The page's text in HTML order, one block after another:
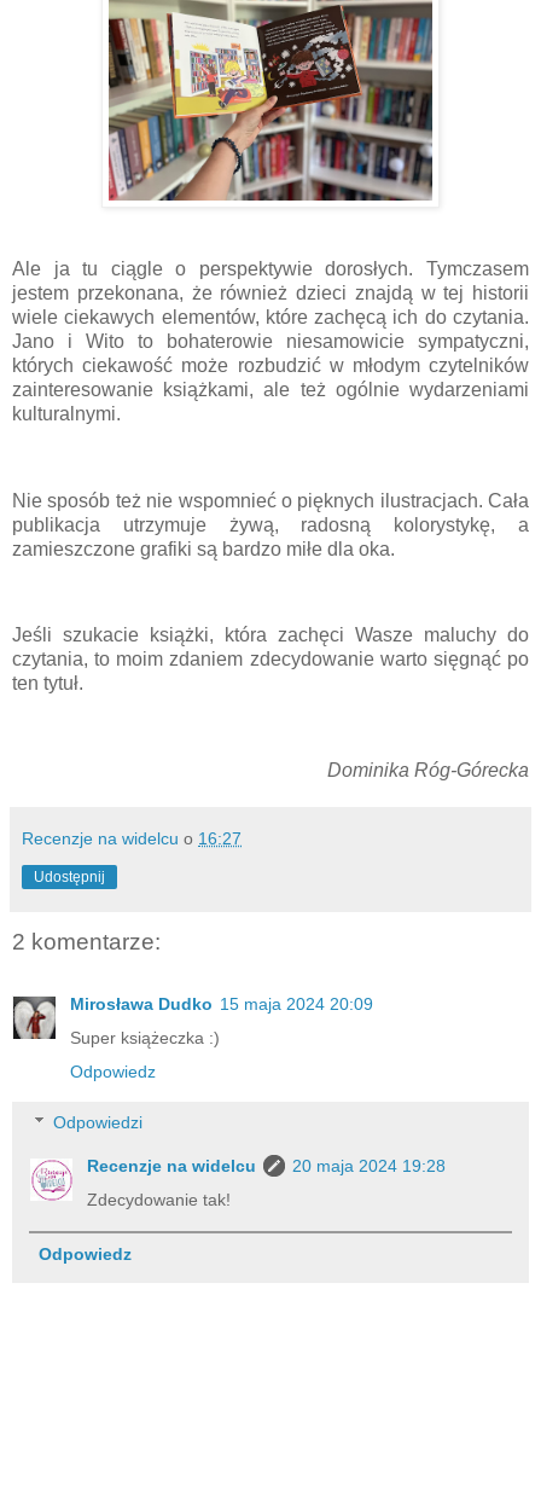
Ale ja tu ciągle o perspektywie dorosłych. Tymczasem
jestem przekonana, że również dzieci znajdą w tej historii
wiele ciekawych elementów, które zachęcą ich do czytania.
Jano i Wito to bohaterowie niesamowicie sympatyczni,
których ciekawość może rozbudzić w młodym czytelników
zainteresowanie książkami, ale też ogólnie wydarzeniami
kulturalnymi.
Nie sposób też nie wspomnieć o pięknych ilustracjach. Cała
publikacja utrzymuje żywą, radosną kolorystykę, a
zamieszczone grafiki są bardzo miłe dla oka.
Jeśli szukacie książki, która zachęci Wasze maluchy do
czytania, to moim zdaniem zdecydowanie warto sięgnąć po
ten tytuł.
Dominika Róg-Górecka
Recenzje na widelcu o 16:27
Udostępnij
2 komentarze:
Mirosława Dudko 15 maja 2024 20:09
Super książeczka :)
Odpowiedz
Odpowiedzi
Recenzje na widelcu
20 maja 2024 19:28
Zdecydowanie tak!
Odpowiedz